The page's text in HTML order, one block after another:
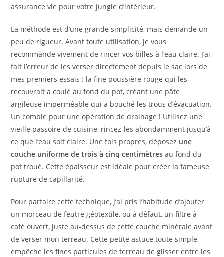
assurance vie pour votre jungle d’intérieur.
La méthode est d’une grande simplicité, mais demande un
peu de rigueur. Avant toute utilisation, je vous
recommande vivement de rincer vos billes à l’eau claire. J’ai
fait l’erreur de les verser directement depuis le sac lors de
mes premiers essais : la fine poussière rouge qui les
recouvrait a coulé au fond du pot, créant une pâte
argileuse imperméable qui a bouché les trous d’évacuation.
Un comble pour une opération de drainage ! Utilisez une
vieille passoire de cuisine, rincez-les abondamment jusqu’à
ce que l’eau soit claire. Une fois propres, déposez une
couche uniforme de trois à cinq centimètres au fond du
pot troué. Cette épaisseur est idéale pour créer la fameuse
rupture de capillarité.
Pour parfaire cette technique, j’ai pris l’habitude d’ajouter
un morceau de feutre géotextile, ou à défaut, un filtre à
café ouvert, juste au-dessus de cette couche minérale avant
de verser mon terreau. Cette petite astuce toute simple
empêche les fines particules de terreau de glisser entre les